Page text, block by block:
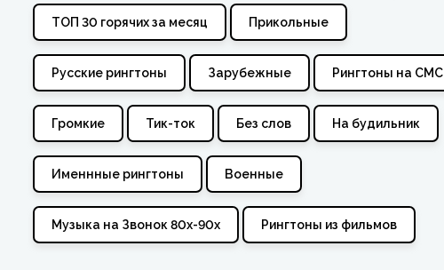
ТОП 30 горячих за месяц Прикольные
Русские рингтоны Зарубежные Рингтоны на СМС
Громкие Тик-ток Без слов На будильник
Именнные рингтоны Военные
Музыка на Звонок 80х-90х Рингтоны из фильмов